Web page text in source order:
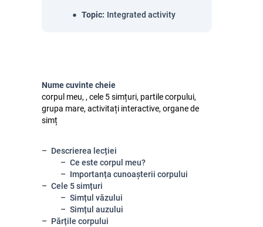
Topic: Integrated activity
Nume cuvinte cheie
corpul meu, , cele 5 simțuri, partile corpului,
grupa mare, activitați interactive, organe de
simț
Descrierea lecției
Ce este corpul meu?
Importanța cunoașterii corpului
Cele 5 simțuri
Simțul văzului
Simțul auzului
Părțile corpului